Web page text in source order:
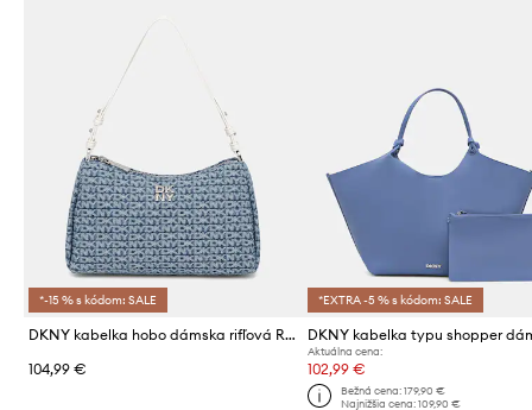
*-15 % s kódom: SALE
DKNY kabelka hobo dámska rifľová REMY
104,99 €
*EXTRA -5 % s kódom: SALE
Aktuálna cena:
102,99 €
Bežná cena: 179,90 €
Najnižšia cena: 109,90 €